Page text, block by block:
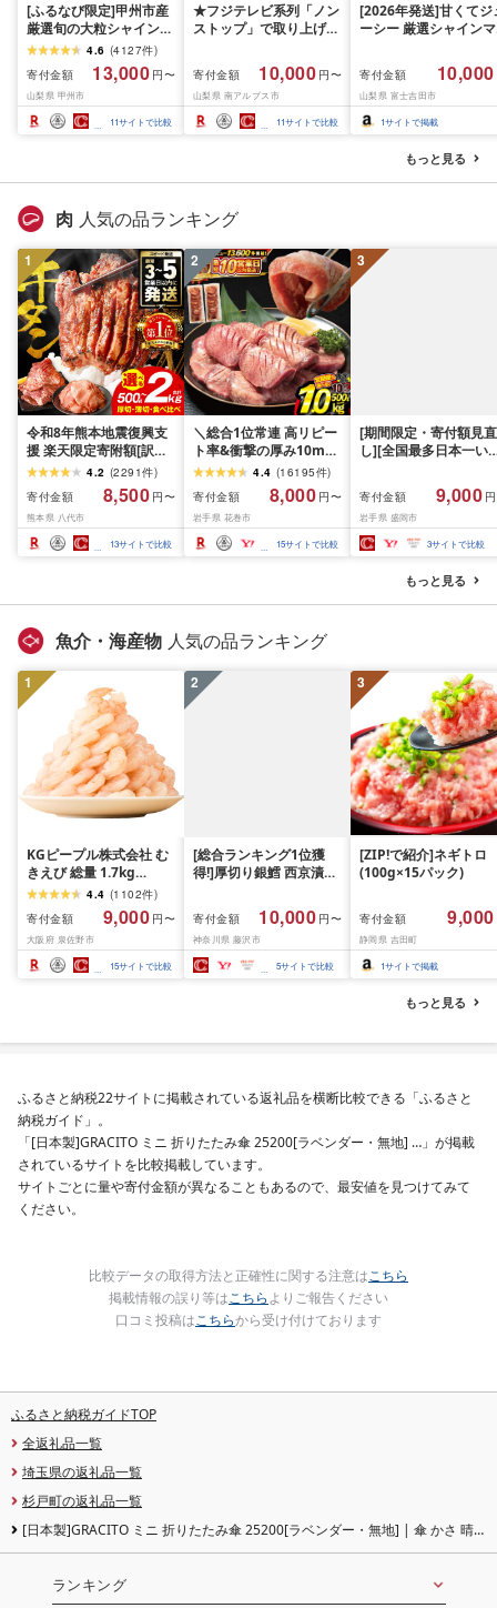
[ふるなび限定]甲州市産
厳選旬の大粒シャインマ
スカット 約1.3kg 2〜3
房[2026年発送]
(MG)B12-472 FN-
Limited-VO シャインマ
スカット フルーツ
4.6 (4127件)
寄付金額
13,000 円〜
山梨県 甲州市
11サイトで比較
★フジテレビ系列「ノン
ストップ」で取り上げら
先行予約]南アルプス市
産シャインマスカット
1.2kg以上(2〜3房)ふる
さと納税 おすすめ 山梨
県 南アルプス市 送料無
寄付金額 10,000 円〜
山梨県 南アルプス市
11サイトで比較
[2026年発送]甘くてジ
ーシー 厳選シャインマ
月前半(1〜15日)から
月下旬までの発送) フ
ーツ ぶどう 果物 山梨
産 2026 旬 大粒 高級
寄付金額 10,000
山梨県 富士吉田市
1サイトで掲載
もっと見る
肉 人気の品ランキング
1
令和8年熊本地震復興支
援 楽天限定寄附額[訳あ
り]牛タン 500g〜2kg 肉
牛肉 訳あり 牛タン 冷凍
小分け 厚切り 薄切り 食
べ比べ 500g 1kg 1.5kg
2kg 牛 人気 ビーフ 牛た
ん ふるさと納税 ランキ
4.2 (2291件)
寄付金額
8,500 円〜
熊本県 八代市
13サイトで比較
2
＼総合1位常連 高リピー
ト率&衝撃の厚み10mm
厚切り牛タン 塩味/ ≪ス
ピード発送!!10営業日以
内発送≫ 選べる内容量
500g / 1kg 定期便 毎月
届く 牛肉 肉 BBQ ふるさ
と 人気 ランキング 岩手
4.4 (16195件)
寄付金額
8,000 円〜
岩手県 花巻市
15サイトで比較
3
[期間限定・寄付額見直
し][全国最多日本一い
1.5kg(150g×10個) い
て牛 × 岩中豚 ハンバー
グ 合挽き 合い挽き 黒
和牛 人気 冷凍 個包装
分け 冷凍 牛肉 豚肉 和
ビーフ ポーク はんば
ぐ 挽肉 お肉 ミンチ 肉
お弁当 hannba-gu ラ
寄付金額 9,000
岩手県 盛岡市
3サイトで比較
もっと見る
魚介・海産物 人気の品ランキング
1
KGピープル株式会社 む
きえび 総量 1.7kg
(850g×2P) 特大 5Lサイ
ズ バナメイエビ バラ凍
結 下処理不要 サイズ不
揃い 訳あり
4.4 (1102件)
寄付金額
9,000 円〜
大阪府 泉佐野市
15サイトで比較
2
[総合ランキング1位獲
得!]厚切り銀鱈 西京漬け
約 1,000g (約 100g × 10
切) 西京味噌 西京みそ 味
噌漬け みそ 味噌 鮮魚 魚
介 銀だら 銀ダラ ギンダ
ラ ぎんだら 鱈 タラ 魚
礼品 おかず おつまみ お
南 藤沢
寄付金額 10,000 円〜
神奈川県 藤沢市
5サイトで比較
3
[ZIP!で紹介]ネギトロ
(100g×15パック)
寄付金額 9,000
静岡県 吉田町
1サイトで掲載
もっと見る
ふるさと納税22サイトに掲載されている返礼品を横断比較できる「ふるさと
納税ガイド」。
「[日本製]GRACITO ミニ 折りたたみ傘 25200[ラベンダー・無地] …」が掲載
されているサイトを比較掲載しています。
サイトごとに量や寄付金額が異なることもあるので、最安値を見つけてみて
ください。
比較データの取得方法と正確性に関する注意はこちら
掲載情報の誤り等はこちらよりご報告ください
口コミ投稿はこちらから受け付けております
ふるさと納税ガイドTOP
全返礼品一覧
埼玉県の返礼品一覧
杉戸町の返礼品一覧
[日本製]GRACITO ミニ 折りたたみ傘 25200[ラベンダー・無地] | 傘 かさ 晴
ランキング